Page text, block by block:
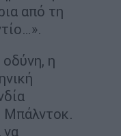
από τη
η
Μπάλντοκ.
να